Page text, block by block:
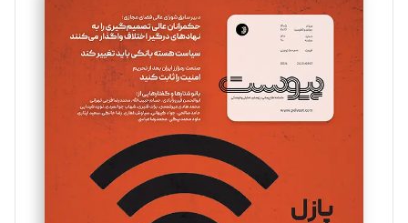
سروش کرمیان
تحریریه
مینا پاکدل
یسنا امان‌پور